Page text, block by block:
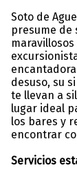
Soto de
presume de
desuso, su
te llevan a
lugar ideal
los bares y
encontrar
Servicios